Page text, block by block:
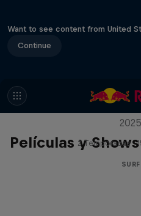
Want to see content from United
Continue
Películas y Shows
Inside
2025
2 Temporadas ·
SURF